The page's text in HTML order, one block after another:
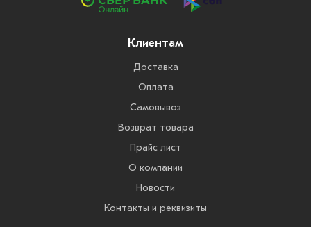
Клиентам
Доставка
Оплата
Самовывоз
Возврат товара
Прайс лист
О компании
Новости
Контакты и реквизиты